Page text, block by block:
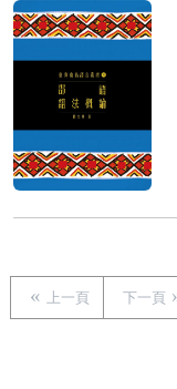
上一頁 下一頁